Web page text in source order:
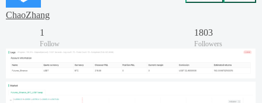
ChaoZhang
1
Follow
1803
Followers